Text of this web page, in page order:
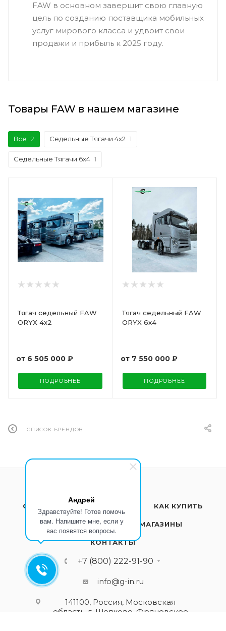
Андрей
Здравствуйте! Готов помочь
вам. Напишите мне, если у
вас появятся вопросы.
FAW в основном завершит свою главную
цель по созданию поставщика мобильных
услуг мирового класса и удвоит свои
продажи и прибыль к 2025 году.
Товары FAW в нашем магазине
Все 2 Седельные Тягачи 4x2 1
Седельные Тягачи 6x4 1
Тягач седельный FAW
ORYX 4x2
от 6 505 000 ₽
ПОДРОБНЕЕ
Тягач седельный FAW
ORYX 6x4
от 7 550 000 ₽
ПОДРОБНЕЕ
СПИСОК БРЕНДОВ
О КОМПАНИИ КАК КУПИТЬ
ПРОИЗВОДИТЕЛИ МАГАЗИНЫ
КОНТАКТЫ
+7 (800) 222-91-90
info@g-in.ru
141100, Россия, Московская
область, г. Щелково, Фряновское